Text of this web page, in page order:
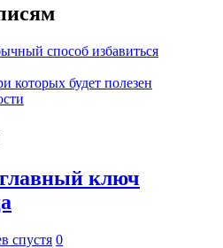
способ избавиться
которых будет полезен
ключ
спустя 0